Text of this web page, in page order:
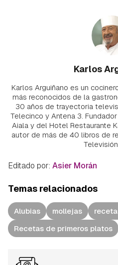
Karlos
Karlos Arguiñano es un
más reconocidos de la
30 años de trayectoria
Telecinco y Antena 3.
Aiala y del Hotel Restaurante
autor de más de 40 libros de
Editado por: Asier Morán
Temas relacionados
Alubias mollejas
Recetas de primeros platos